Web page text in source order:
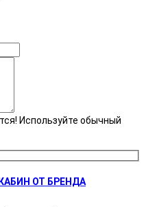
Используйте обычный
ОТ БРЕНДА